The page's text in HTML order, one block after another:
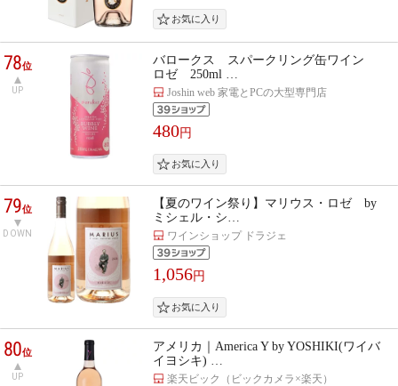
78位
UP
バロークス スパークリング缶ワイン
ロゼ 250ml …
Joshin web 家電とPCの大型専門店
480円
79位
DOWN
【夏のワイン祭り】マリウス・ロゼ by
ミシェル・シ…
ワインショップ ドラジェ
1,056円
80位
UP
アメリカ｜America Y by YOSHIKI(ワイバ
イヨシキ) …
楽天ビック（ビックカメラ×楽天）